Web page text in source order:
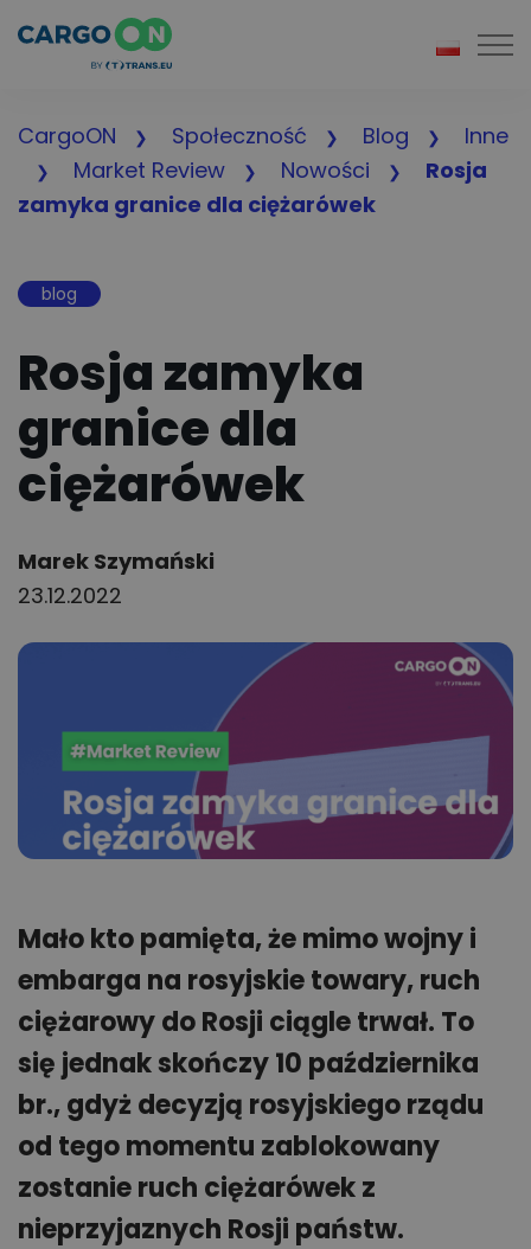
CargoON Społeczność Blog
Inne
Market Review
Nowości
Rosja
zamyka granice dla ciężarówek
blog
Rosja zamyka
granice dla
ciężarówek
Author:
Marek Szymański
23.12.2022
Mało kto pamięta, że mimo wojny i
embarga na rosyjskie towary, ruch
ciężarowy do Rosji ciągle trwał. To
się jednak skończy 10 października
br., gdyż decyzją rosyjskiego rządu
od tego momentu zablokowany
zostanie ruch ciężarówek z
nieprzyjaznych Rosji państw.